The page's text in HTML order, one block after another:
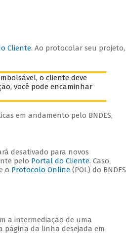
Cliente. Ao protocolar seu projeto,
o cliente deve
você pode encaminhar
em andamento pelo BNDES,
desativado para novos
pelo Portal do Cliente. Caso
o Protocolo Online(POL) do BNDES
a intermediação de uma
página da linha desejada em